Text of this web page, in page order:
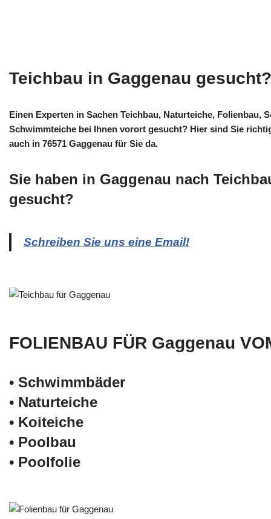
Teichbau in Gaggenau gesucht?
Einen Experten in Sachen Teichbau, Naturteiche, Folienbau,
Schwimmteiche bei Ihnen vorort gesucht? Hier sind Sie
auch in 76571 Gaggenau für Sie da.
Sie haben in Gaggenau nach
gesucht?
Schreiben Sie uns eine Email!
FOLIENBAU FÜR Gaggenau
• Schwimm­bäder
• Naturteiche
• Koiteiche
• Poolbau
• Poolfolie